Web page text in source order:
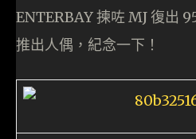
ENTERBAY 揀咗 MJ 復出
推出人偶，紀念一下！